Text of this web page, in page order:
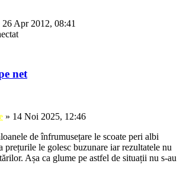
26 Apr 2012, 08:41
net
» 14 Noi 2025, 12:46
de înfrumusețare le scoate peri albi
prețurile le golesc buzunare iar rezultatele nu
Așa ca glume pe astfel de situații nu s-au